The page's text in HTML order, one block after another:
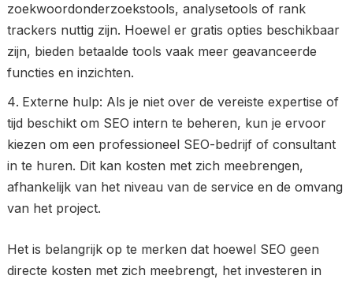
zoekwoordonderzoekstools, analysetools of rank
trackers nuttig zijn. Hoewel er gratis opties beschikbaar
zijn, bieden betaalde tools vaak meer geavanceerde
functies en inzichten.
Externe hulp: Als je niet over de vereiste expertise of
tijd beschikt om SEO intern te beheren, kun je ervoor
kiezen om een professioneel SEO-bedrijf of consultant
in te huren. Dit kan kosten met zich meebrengen,
afhankelijk van het niveau van de service en de omvang
van het project.
Het is belangrijk op te merken dat hoewel SEO geen
directe kosten met zich meebrengt, het investeren in